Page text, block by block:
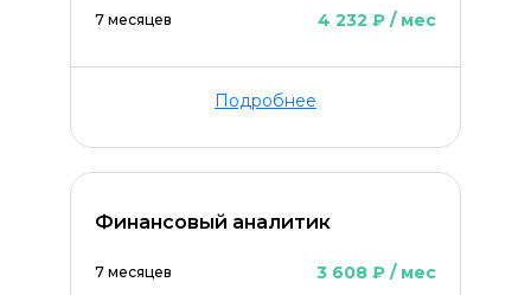
7 месяцев 4 232 ₽ / мес
Подробнее
Финансовый аналитик
7 месяцев 3 608 ₽ / мес